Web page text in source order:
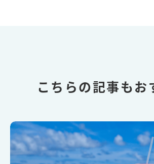
こちらの記事もお